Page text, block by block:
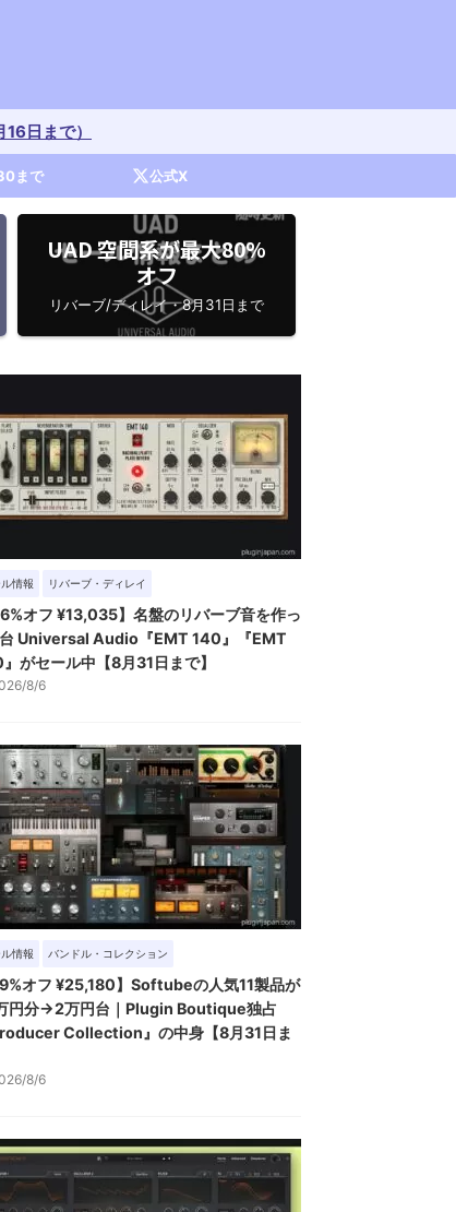
日まで）
まで 公式X
UAD 空間系が最大80%
オフ
リバーブ/ディレイ・8月31日まで
情報 リバーブ・ディレイ
オフ ¥13,035】名盤のリバーブ音を作っ
Universal Audio『EMT 140』『EMT
がセール中【8月31日まで】
8/6
情報 バンドル・コレクション
オフ ¥25,180】Softubeの人気11製品が
円分→2万円台｜Plugin Boutique独占
Collection』の中身【8月31日ま
8/6